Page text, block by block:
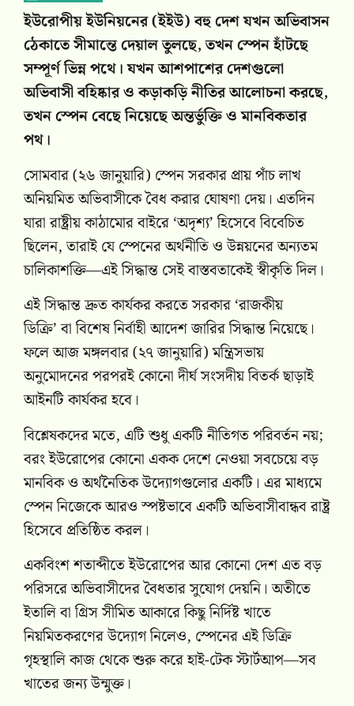
ইউরোপীয় ইউনিয়নের (ইইউ) বহু দেশ যখন অভিবাসন
ঠেকাতে সীমান্তে দেয়াল তুলছে, তখন স্পেন হাঁটছে
সম্পূর্ণ ভিন্ন পথে। যখন আশপাশের দেশগুলো
অভিবাসী বহিষ্কার ও কড়াকড়ি নীতির আলোচনা করছে,
তখন স্পেন বেছে নিয়েছে অন্তর্ভুক্তি ও মানবিকতার
পথ।
সোমবার (২৬ জানুয়ারি) স্পেন সরকার প্রায় পাঁচ লাখ
অনিয়মিত অভিবাসীকে বৈধ করার ঘোষণা দেয়। এতদিন
যারা রাষ্ট্রীয় কাঠামোর বাইরে ‘অদৃশ্য’ হিসেবে বিবেচিত
ছিলেন, তারাই যে স্পেনের অর্থনীতি ও উন্নয়নের অন্যতম
চালিকাশক্তি—এই সিদ্ধান্ত সেই বাস্তবতাকেই স্বীকৃতি দিল।
এই সিদ্ধান্ত দ্রুত কার্যকর করতে সরকার ‘রাজকীয়
ডিক্রি’ বা বিশেষ নির্বাহী আদেশ জারির সিদ্ধান্ত নিয়েছে।
ফলে আজ মঙ্গলবার (২৭ জানুয়ারি) মন্ত্রিসভায়
অনুমোদনের পরপরই কোনো দীর্ঘ সংসদীয় বিতর্ক ছাড়াই
আইনটি কার্যকর হবে।
বিশ্লেষকদের মতে, এটি শুধু একটি নীতিগত পরিবর্তন নয়;
বরং ইউরোপের কোনো একক দেশে নেওয়া সবচেয়ে বড়
মানবিক ও অর্থনৈতিক উদ্যোগগুলোর একটি। এর মাধ্যমে
স্পেন নিজেকে আরও স্পষ্টভাবে একটি অভিবাসীবান্ধব রাষ্ট্র
হিসেবে প্রতিষ্ঠিত করল।
একবিংশ শতাব্দীতে ইউরোপের আর কোনো দেশ এত বড়
পরিসরে অভিবাসীদের বৈধতার সুযোগ দেয়নি। অতীতে
ইতালি বা গ্রিস সীমিত আকারে কিছু নির্দিষ্ট খাতে
নিয়মিতকরণের উদ্যোগ নিলেও, স্পেনের এই ডিক্রি
গৃহস্থালি কাজ থেকে শুরু করে হাই-টেক স্টার্টআপ—সব
খাতের জন্য উন্মুক্ত।